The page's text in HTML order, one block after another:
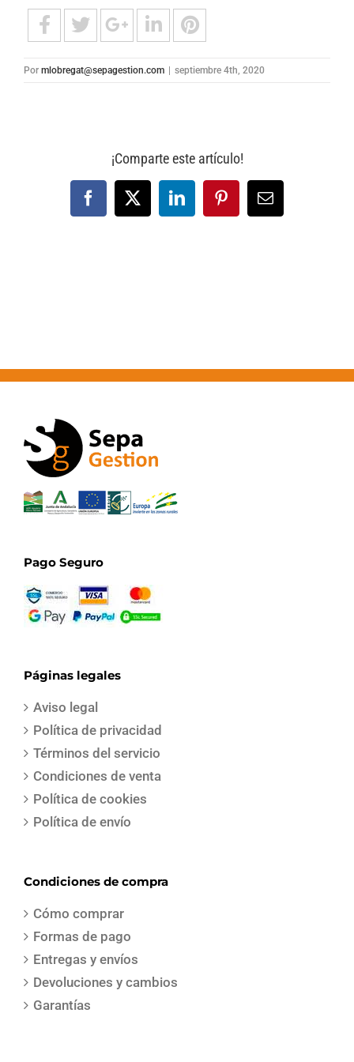
Por mlobregat@sepagestion.com | septiembre 4th, 2020
¡Comparte este artículo!
Facebook
X LinkedInPinterestCorreo
electrónico
Pago Seguro
Páginas legales
Aviso legal
Política de privacidad
Términos del servicio
Condiciones de venta
Política de cookies
Política de envío
Condiciones de compra
Cómo comprar
Formas de pago
Entregas y envíos
Devoluciones y cambios
Garantías